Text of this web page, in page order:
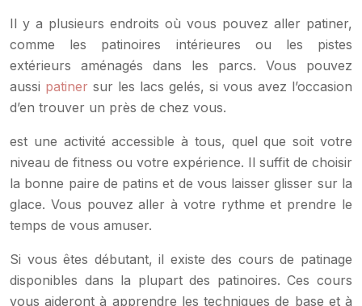
Il y a plusieurs endroits où vous pouvez aller patiner,
comme les patinoires intérieures ou les pistes
extérieurs aménagés dans les parcs. Vous pouvez
aussi patiner sur les lacs gelés, si vous avez l’occasion
d’en trouver un près de chez vous.
est une activité accessible à tous, quel que soit votre
niveau de fitness ou votre expérience. Il suffit de choisir
la bonne paire de patins et de vous laisser glisser sur la
glace. Vous pouvez aller à votre rythme et prendre le
temps de vous amuser.
Si vous êtes débutant, il existe des cours de patinage
disponibles dans la plupart des patinoires. Ces cours
vous aideront à apprendre les techniques de base et à